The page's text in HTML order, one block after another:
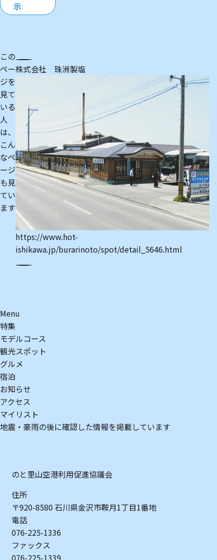
示
この
ペー
ジを
見て
いる
人
は、
こん
なペ
ージ
も見
てい
ます
株式会社 珠洲製塩
https://www.hot-
ishikawa.jp/burarinoto/spot/detail_5646.html
Menu
特集
モデルコース
観光スポット
グルメ
宿泊
お知らせ
アクセス
マイリスト
地震・豪雨の後に確認した情報を掲載しています
のと里山空港利用促進協議会
住所
〒920-8580 石川県金沢市鞍月1丁目1番地
電話
076-225-1336
ファックス
076-225-1339